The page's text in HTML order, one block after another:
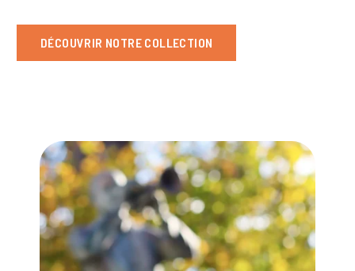
DÉCOUVRIR NOTRE COLLECTION